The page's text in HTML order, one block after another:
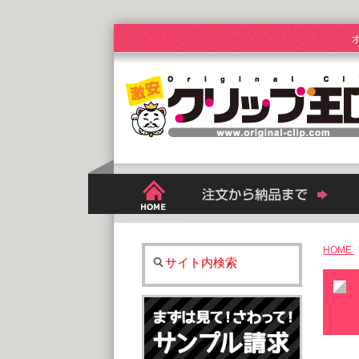
HOME
サイト内検索